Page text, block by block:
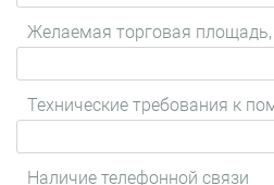
Желаемая торговая
Технические требования к
Наличие телефонной связи